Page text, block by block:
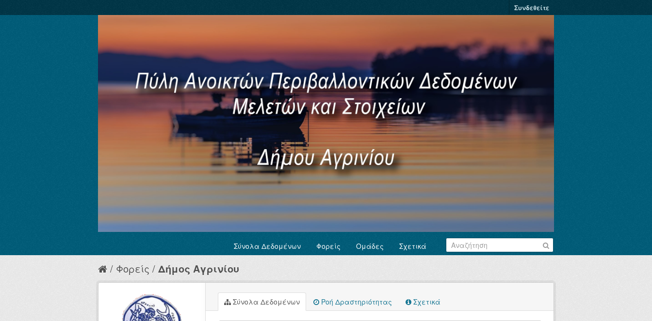
Συνδεθείτε
Σύνολα Δεδομένων Φορείς Ομάδες Σχετικά
Φορείς Δήμος Αγρινίου
Σύνολα Δεδομένων Ροή Δραστηριότητας Σχετικά